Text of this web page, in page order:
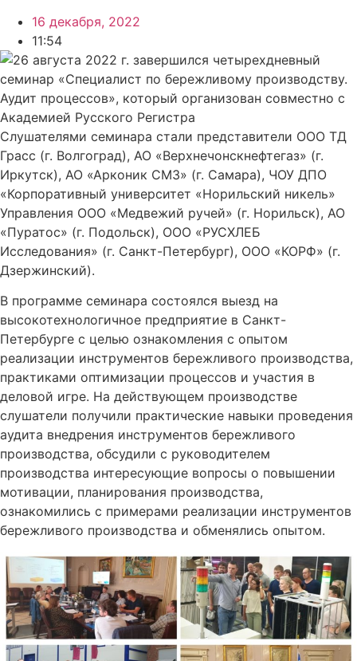
16 декабря, 2022
11:54
Слушателями семинара стали представители ООО ТД
Грасс (г. Волгоград), АО «Верхнечонскнефтегаз» (г.
Иркутск), АО «Арконик СМЗ» (г. Самара), ЧОУ ДПО
«Корпоративный университет «Норильский никель»
Управления ООО «Медвежий ручей» (г. Норильск), АО
«Пуратос» (г. Подольск), ООО «РУСХЛЕБ
Исследования» (г. Санкт-Петербург), ООО «КОРФ» (г.
Дзержинский).
В программе семинара состоялся выезд на
высокотехнологичное предприятие в Санкт-
Петербурге с целью ознакомления с опытом
реализации инструментов бережливого производства,
практиками оптимизации процессов и участия в
деловой игре. На действующем производстве
слушатели получили практические навыки проведения
аудита внедрения инструментов бережливого
производства, обсудили с руководителем
производства интересующие вопросы о повышении
мотивации, планирования производства,
ознакомились с примерами реализации инструментов
бережливого производства и обменялись опытом.